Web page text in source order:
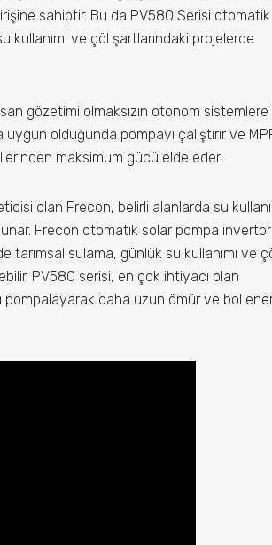
sahiptir. Bu da PV580 Serisi otomatik
ve çöl şartlarındaki projelerde
gözetimi olmaksızın otonom sistemlere
olduğunda pompayı çalıştırır ve
maksimum gücü elde eder.
olan Frecon, belirli alanlarda su
Frecon otomatik solar pompa
tarımsal sulama, günlük su kullanımı ve
PV580 serisi, en çok ihtiyacı olan
daha uzun ömür ve bol